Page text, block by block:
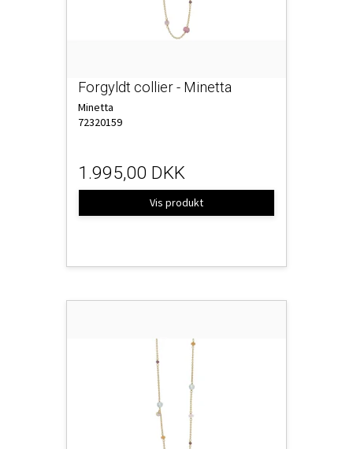
Forgyldt collier - Minetta
Minetta
72320159
1.995,00 DKK
Vis produkt